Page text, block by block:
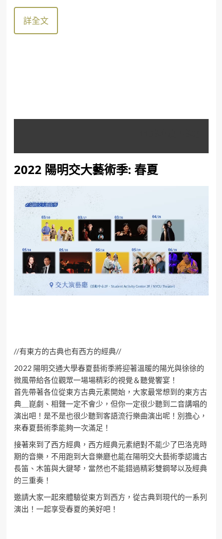
詳全文
2022 陽明交大藝術季: 春夏
//有東方的古典也有西方的經典//
2022 陽明交通大學春夏藝術季將迎著溫暖的陽光與徐徐的
微風帶給各位觀眾一場場精彩的視覺＆聽覺饗宴！
首先帶著各位從東方古典元素開始，大家最常想到的東方古
典＿崑劇、相聲一定不會少，但你一定很少聽到二音講唱的
演出吧！是不是也很少聽到客語流行樂曲演出呢！別擔心，
來春夏藝術季能夠一次滿足！
接著來到了西方經典，西方經典元素絕對不能少了巴洛克時
期的音樂，不用跑到大音樂廳也能在陽明交大藝術季認識古
長笛、木笛與大鍵琴，當然也不能錯過精彩雙鋼琴以及經典
的三重奏！
邀請大家一起來體驗從東方到西方，從古典到現代的一系列
演出！一起享受春夏的美好吧！